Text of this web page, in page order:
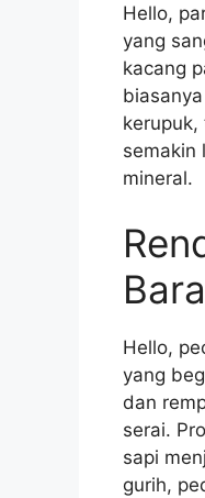
Hello,
yang
kacang
semakin
mineral.
Hello,
yang
dan
serai.
sapi
gurih,